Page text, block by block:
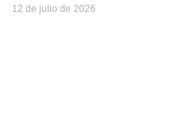
12 de julio de 2026